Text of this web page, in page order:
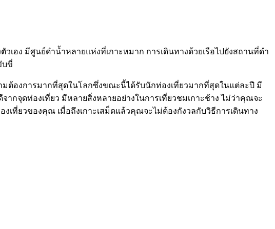
อง มีศูนย์ดำน้ำหลายแห่งที่เกาะหมาก การเดินทางด้วยเรือไปยังสถานที่ดำ
บขี่
ต้องการมากที่สุดในโลกซึ่งขณะนี้ได้รับนักท่องเที่ยวมากที่สุดในแต่ละปี มี
ากจุดท่องเที่ยว มีหลายสิ่งหลายอย่างในการเที่ยวชมเกาะช้าง ไม่ว่าคุณจะ
เที่ยวของคุณ เมื่อถึงเกาะเสม็ดแล้วคุณจะไม่ต้องกังวลกับวิธีการเดินทาง